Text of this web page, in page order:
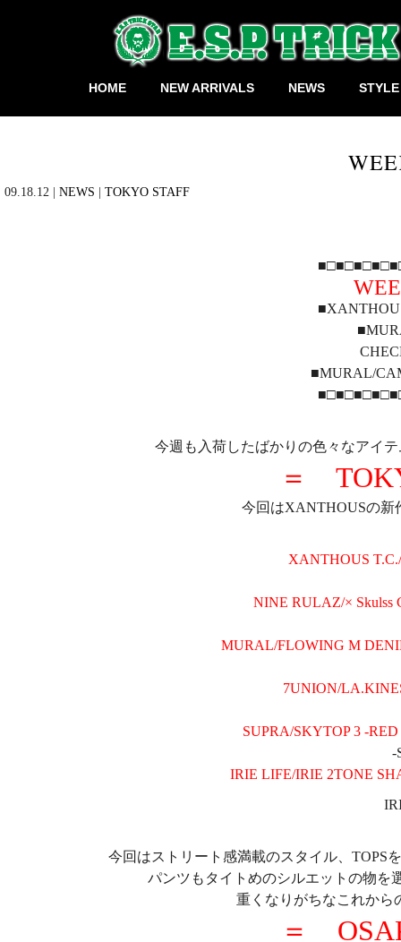
HOME NEW ARRIVALS NEWS STYLE
09.18.12 | NEWS | TOKYO STAFF
■MURAL/
今週も入荷したばかりの色々なアイ
＝
今回はXANTHOUSの新
XANTHOUS
NINE RULAZ/× Skulss
MURAL/FLOWING M
7UNION/
SUPRA/SKYTOP 3 -
-
IRIE LIFE/IRIE 2TONE
今回はストリート感満載のスタイル、TOPS
パンツもタイトめのシルエットの物を
重くなりがちなこれから
＝